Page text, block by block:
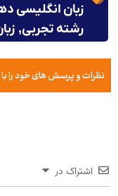
زبان انگلیسی
رشته تجربی,
نظرات و پرسش های خود را با
اشتراک در